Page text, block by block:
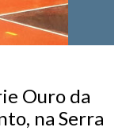
Ouro da
na Serra